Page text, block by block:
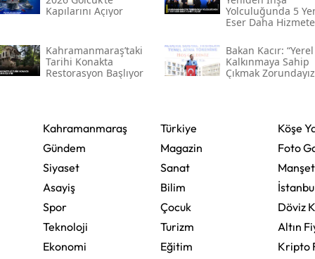
Mardin
Muğla
Nevşehir
Kapılarını Açıyor
Yolculuğunda 5
Eser Daha Hizmete
Kahramanmaraş’taki
Tarihi Konakta
Restorasyon Başlıyor
Bakan Kacır: “yerel
Kalkınmaya Sahip
Çıkmak
Kahramanmaraş
Gündem
Siyaset
Asayiş
Spor
Teknoloji
Ekonomi
Türkiye
Magazin
Sanat
Bilim
Çocuk
Turizm
Eğitim
Köşe
Foto
Döviz
Altın
Kripto